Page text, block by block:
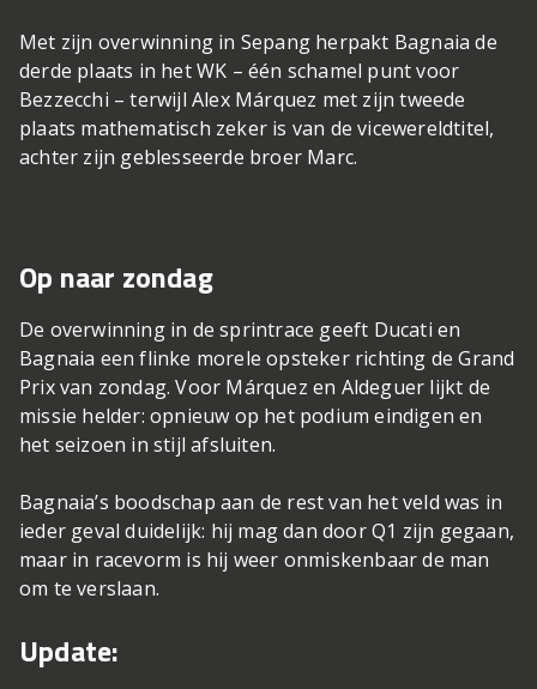
Met zijn overwinning in Sepang herpakt Bagnaia de
derde plaats in het WK – één schamel punt voor
Bezzecchi – terwijl Alex Márquez met zijn tweede
plaats mathematisch zeker is van de vicewereldtitel,
achter zijn geblesseerde broer Marc.
Op naar zondag
De overwinning in de sprintrace geeft Ducati en
Bagnaia een flinke morele opsteker richting de Grand
Prix van zondag. Voor Márquez en Aldeguer lijkt de
missie helder: opnieuw op het podium eindigen en
het seizoen in stijl afsluiten.
Bagnaia’s boodschap aan de rest van het veld was in
ieder geval duidelijk: hij mag dan door Q1 zijn gegaan,
maar in racevorm is hij weer onmiskenbaar de man
om te verslaan.
Update: